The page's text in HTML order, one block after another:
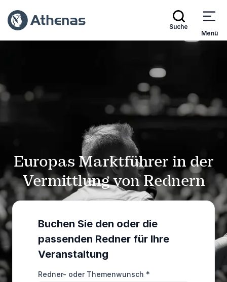
Suche
Menü
Europas Marktführer in der
Vermittlung von Rednern
Buchen Sie den oder die
passenden Redner für Ihre
Veranstaltung
Redner- oder Themenwunsch *